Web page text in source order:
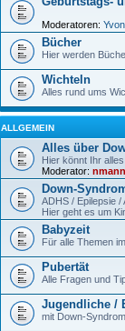
Moderatoren:
Bücher
Hier werden
Wichteln
Alles rund ums
ALLGEMEIN
Alles über
Hier könnt Ihr
Moderator:
Down-
ADHS / Epilepsie /
Hier geht es um
Babyzeit
Für alle Themen
Pubertät
Alle Fragen und
Jugendliche /
mit Down-Syndrom